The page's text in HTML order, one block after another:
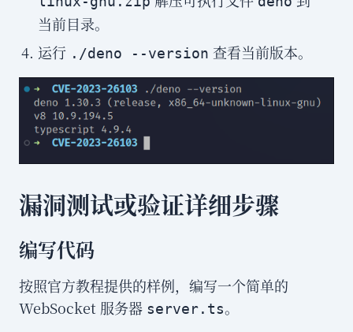
当前目录。
运行 ./deno --version 查看当前版本。
漏洞测试或验证详细步骤
编写代码
按照官方教程提供的样例，编写一个简单的
WebSocket 服务器 server.ts。